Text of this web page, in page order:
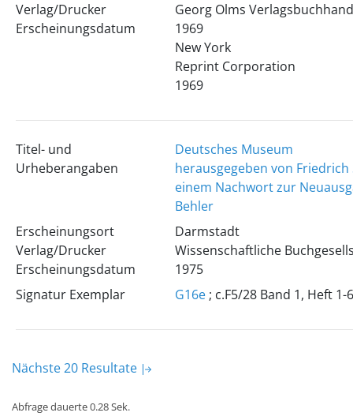
Verlag/Drucker
Erscheinungsdatum
Georg Olms
1969
New York
Reprint Corporation
1969
Titel- und
Urheberangaben
Deutsches Museum
herausgegeben von Friedrich
einem Nachwort zur
Behler
Erscheinungsort
Verlag/Drucker
Erscheinungsdatum
Darmstadt
Wissenschaftliche
1975
Signatur Exemplar
G16e; c.F5/28 Band 1, Heft 1-6
Nächste 20 Resultate
Abfrage dauerte 0.28 Sek.